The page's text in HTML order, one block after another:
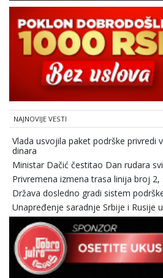
NAJNOVIJE VESTI
Vlada usvojila paket podrške privredi
dinara
Ministar Dačić čestitao Dan rudara
Privremena izmena trasa linija broj 2,
Država dosledno gradi sistem
Unapređenje saradnje Srbije i Rusije